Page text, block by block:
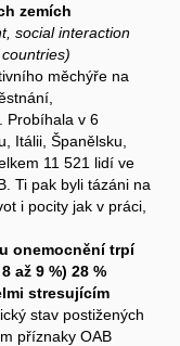
zemích
social interaction
měchýře na
Probíhala v 6
Itálii, Španělsku,
11 521 lidí ve
Ti pak byli tázáni na
i pocity jak v práci,
onemocnění trpí
až 9 %) 28 %
stresujícím
stav postižených
příznaky OAB